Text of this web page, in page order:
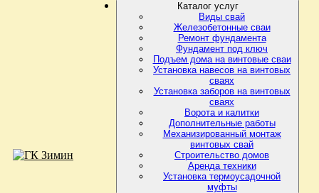
Каталог услуг
Виды свай
Железобетонные сваи
Ремонт фундамента
Фундамент под ключ
Подъем дома на винтовые сваи
Установка навесов на винтовых
сваях
Установка заборов на винтовых
сваях
Ворота и калитки
Дополнительные работы
Механизированный монтаж
винтовых свай
Строительство домов
Аренда техники
Установка термоусадочной
муфты